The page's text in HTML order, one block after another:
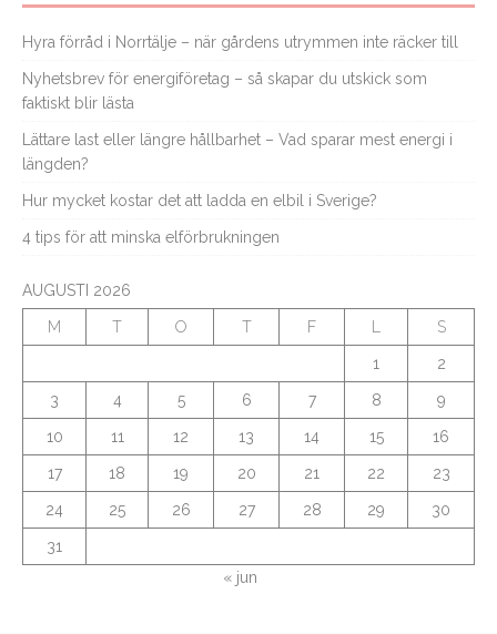
Hyra förråd i Norrtälje – när gårdens utrymmen inte räcker till
Nyhetsbrev för energiföretag – så skapar du utskick som
faktiskt blir lästa
Lättare last eller längre hållbarhet – Vad sparar mest energi i
längden?
Hur mycket kostar det att ladda en elbil i Sverige?
4 tips för att minska elförbrukningen
AUGUSTI 2026
M T O T F S
1 2
3 4 5 6 7 8 9
10 11 12 13 14 15 16
17 18 19 20 21 22 23
24 25 26 27 28 29 30
31
« jun